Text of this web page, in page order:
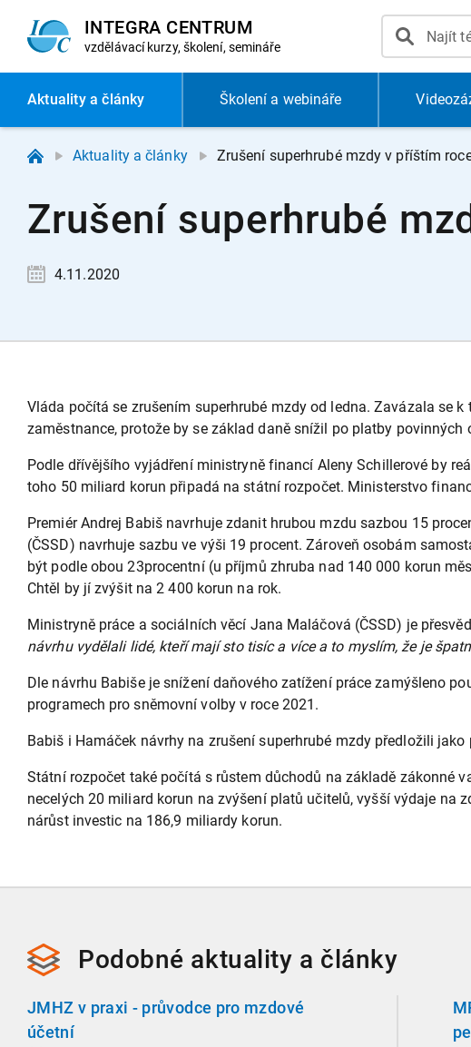
INTEGRA CENTRUM
vzdělávací kurzy, školení, semináře
Aktualitya články Školení a webináře
Aktuality a články Zrušení superhrubé mzdy v příštím
Zrušení superhrubé
4.11.2020
Vláda počítá se zrušením superhrubé mzdy od ledna. Zavázala se
zaměstnance, protože by se základ daně snížil po platby
Podle dřívějšího vyjádření ministryně financí Aleny Schillerové by
toho 50 miliard korun připadá na státní rozpočet. Ministerstvo
Premiér Andrej Babiš navrhuje zdanit hrubou mzdu sazbou 15
(ČSSD) navrhuje sazbu ve výši 19 procent. Zároveň osobám
být podle obou 23procentní (u příjmů zhruba nad 140 000 korun
Chtěl by jí zvýšit na 2 400 korun na rok.
Ministryně práce a sociálních věcí Jana Maláčová (ČSSD) je
návrhu vydělali lidé, kteří mají sto tisíc a více a to myslím, že je
Dle návrhu Babiše je snížení daňového zatížení práce zamýšleno
programech pro sněmovní volby v roce 2021.
Babiš i Hamáček návrhy na zrušení superhrubé mzdy předložili
Státní rozpočet také počítá s růstem důchodů na základě zákonné
necelých 20 miliard korun na zvýšení platů učitelů, vyšší výdaje na
nárůst investic na 186,9 miliardy korun.
Podobné aktuality a články
JMHZ v praxi - průvodce pro mzdové
účetní